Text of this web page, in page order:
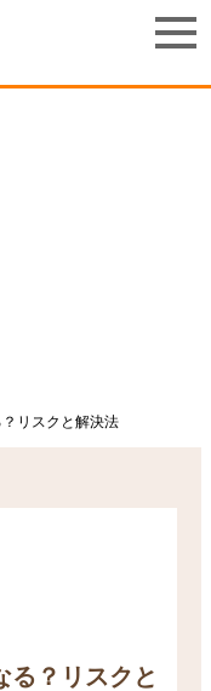
リスクと解決法
る？リスクと